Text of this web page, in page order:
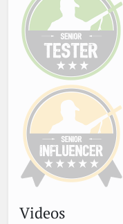
Videos